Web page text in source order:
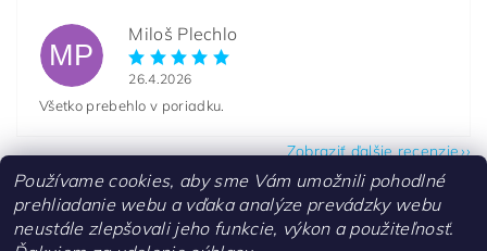
MP
Miloš Plechlo
26.4.2026
Všetko prebehlo v poriadku.
Zobraziť ďalšie recenzie
Používame cookies, aby sme Vám umožnili pohodlné
prehliadanie webu a vďaka analýze prevádzky webu
neustále zlepšovali jeho funkcie, výkon a použiteľnosť.